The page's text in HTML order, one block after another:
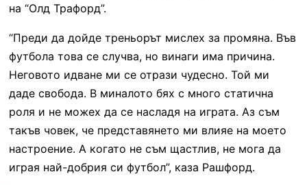
на “Олд Трафорд”.
“Преди да дойде треньорът мислех за промяна. Във
футбола това се случва, но винаги има причина.
Неговото идване ми се отрази чудесно. Той ми
даде свобода. В миналото бях с много статична
роля и не можех да се насладя на играта. Аз съм
такъв човек, че представянето ми влияе на моето
настроение. А когато не съм щастлив, не мога да
играя най-добрия си футбол”, каза Рашфорд.